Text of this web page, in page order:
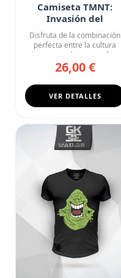
Camiseta TMNT:
Invasión del
Tecnódromo
Disfruta de la combinación
perfecta entre la cultura
japonesa y la ternura fe...
26,00 €
VER DETALLES